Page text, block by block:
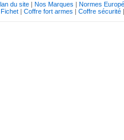
du site |Nos Marques |Normes
|Coffre fort armes |Coffre sécurité